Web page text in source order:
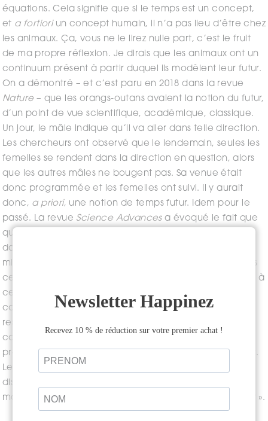
équations. Cela signifie que si le temps est un concept,
et a fortioriun concept humain, il n’a pas lieu d’être chez
les animaux. Ça, vous ne le lirez nulle part, c’est le fruit
de ma propre réflexion. Je dirais que les animaux ont un
continuum présent à partir duquel ils modèlent leur futur.
On a démontré – et c’est paru en 2018 dans la revue
Nature – que les orangs-outans avaient la notion du futur,
d’un point de vue scientifique, académique, classique.
Un jour, le mâle indique qu’il va aller dans telle direction.
Les chercheurs ont observé que le lendemain, seules les
femelles se rendent dans la direction en question, alors
que les autres mâles ne bougent pas. Sa venue était
donc programmée et les femelles ont suivi. Il y aurait
donc, a priori, une notion de temps futur. Idem pour le
passé. La revue Science Advancesa évoqué le fait que
quand certaines femelles orangs-outans voyaient un
danger, elles le laissaient passer et attendaient 20
minutes pour crier. Il y a donc une notion de passé dans
cette annonce à retardement. Maintenant, si je reviens à
ce que je disais au début, que la notion de temps est
conceptuelle, quel est ce temps que les animaux
ressentent ? À vrai dire, je n’en sais trop rien. Peut-être
comme je le disais, qu’ils vivent dans un continuum
présent et qu’ils ne différencient pas le passé et le futur.
Leur futur serait une probabilité déjà existante. Ils ne se
disent peut-être pas que le futur « n’existe pas encore »
mais qu’il y a plusieurs probabilités à le rendre « existant ».